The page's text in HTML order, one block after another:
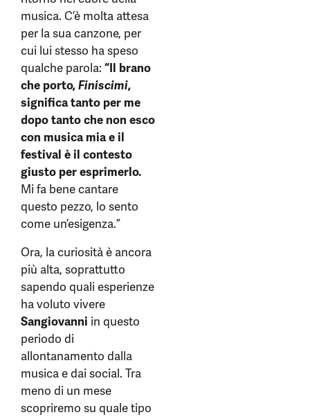
musica. C’è molta attesa
per la sua canzone, per
cui lui stesso ha speso
qualche parola: “Il brano
che porto,Finiscimi,
significa tanto per me
dopo tanto che non esco
con musica mia e il
festival è il contesto
giusto per esprimerlo.
Mi fa bene cantare
questo pezzo, lo sento
come un’esigenza.”
Ora, la curiosità è ancora
più alta, soprattutto
sapendo quali esperienze
ha voluto vivere
Sangiovanni in questo
periodo di
allontanamento dalla
musica e dai social. Tra
meno di un mese
scopriremo su quale tipo